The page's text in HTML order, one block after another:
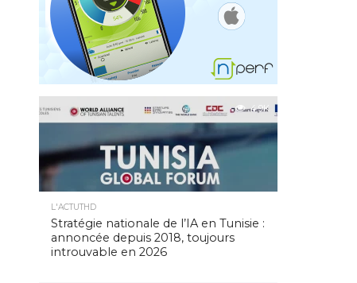
4.9K
L'ACTUTHD
Stratégie nationale de l’IA en Tunisie :
annoncée depuis 2018, toujours
introuvable en 2026